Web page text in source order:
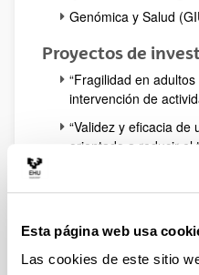
Esta página web usa
Las cookies de este sitio
Genómica y Salud
Proyectos de
“Fragilidad en
intervención de
“Validez y eficacia de
orientado a reducir el
“Validez y eficacia
dedican a ver la
Eusko Jaurlaritza-
PE11UN048. 2011